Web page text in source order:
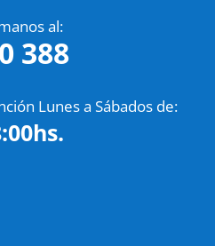
al:
388
Lunes a Sábados de: